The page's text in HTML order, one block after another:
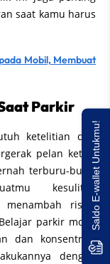
saat kamu harus
Mobil, Membuat
Parkir
ketelitian dan
pelan ketika
terburu-buru.
kesulitan
menambah risiko
parkir mobil
dan konsentrasi
dengan
Saldo E-wallet Untukmu!